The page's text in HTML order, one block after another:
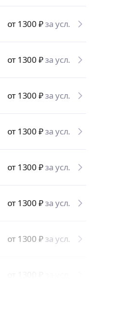
от 1300 ₽за усл.
от 1300 ₽за усл.
от 1300 ₽за усл.
от 1300 ₽за усл.
от 1300 ₽за усл.
от 1300 ₽за усл.
от 1300 ₽ за усл.